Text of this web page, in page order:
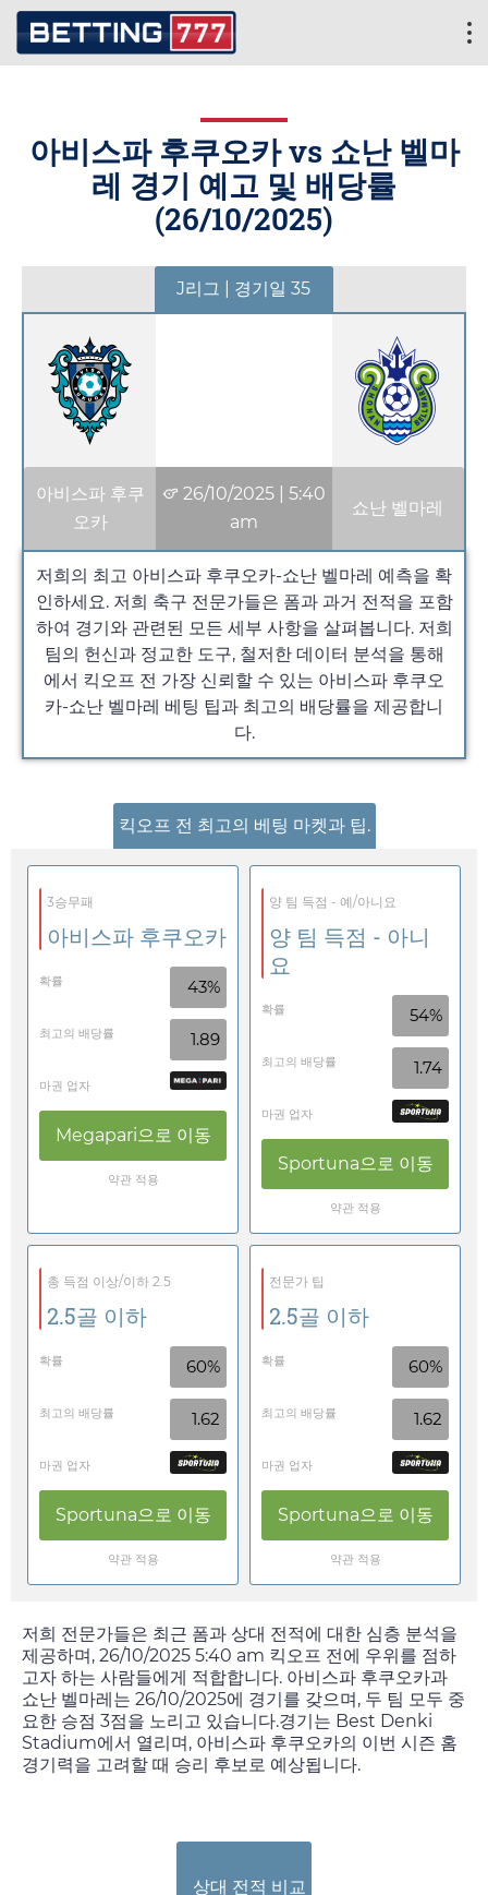
아비스파 후쿠오카 vs 쇼난 벨마
레 경기 예고 및 배당률
(26/10/2025)
J리그 | 경기일 35
아비스파 후쿠
오카
26/10/2025| 5:40
am
쇼난 벨마레
저희의 최고 아비스파 후쿠오카-쇼난 벨마레 예측을 확
인하세요. 저희 축구 전문가들은 폼과 과거 전적을 포함
하여 경기와 관련된 모든 세부 사항을 살펴봅니다. 저희
팀의 헌신과 정교한 도구, 철저한 데이터 분석을 통해
에서 킥오프 전 가장 신뢰할 수 있는 아비스파 후쿠오
카-쇼난 벨마레 베팅 팁과 최고의 배당률을 제공합니
다.
킥오프 전 최고의 베팅 마켓과 팁.
3승무패
아비스파 후쿠오카
확률 43%
최고의 배당률 1.89
마권 업자
Megapari으로 이동
약관 적용
양 팀 득점 - 예/아니요
양 팀 득점 - 아니
요
확률 54%
최고의 배당률 1.74
마권 업자
Sportuna으로 이동
약관 적용
총 득점 이상/이하 2.5
2.5골 이하
확률 60%
최고의 배당률 1.62
마권 업자
Sportuna으로 이동
약관 적용
전문가 팁
2.5골 이하
확률 60%
최고의 배당률 1.62
마권 업자
Sportuna으로 이동
약관 적용
저희 전문가들은 최근 폼과 상대 전적에 대한 심층 분석을
제공하며, 26/10/2025 5:40 am 킥오프 전에 우위를 점하
고자 하는 사람들에게 적합합니다. 아비스파 후쿠오카과
쇼난 벨마레는 26/10/2025에 경기를 갖으며, 두 팀 모두 중
요한 승점 3점을 노리고 있습니다.경기는 Best Denki
Stadium에서 열리며, 아비스파 후쿠오카의 이번 시즌 홈
경기력을 고려할 때 승리 후보로 예상됩니다.
상대 전적 비교